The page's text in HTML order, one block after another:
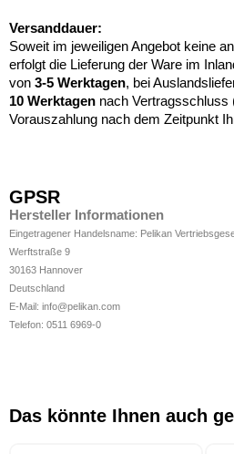
Versanddauer:
Soweit im jeweiligen Angebot keine
erfolgt die Lieferung der Ware im
von 3-5 Werktagen, bei
10 Werktagen nach Vertragsschluss
Vorauszahlung nach dem Zeitpunkt
GPSR
Hersteller Informationen
Eingetragener Handelsname: Pelikan
Werftstraße 9
30163 Hannover
Deutschland
E-Mail: info@pelikan.com
Telefon: 0511 6969-0
Das könnte Ihnen auch